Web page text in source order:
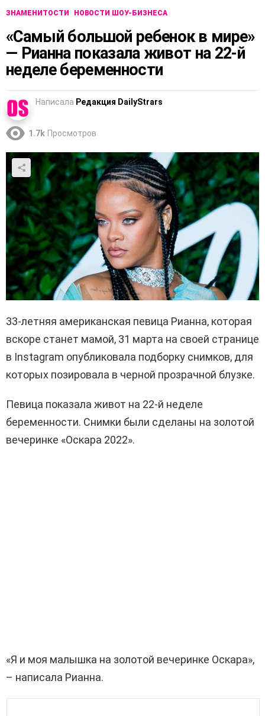
ЗНАМЕНИТОСТИ НОВОСТИ ШОУ-БИЗНЕСА
«Самый большой ребенок в мире»
— Рианна показала живот на 22-й
неделе беременности
Написала Редакция DailyStrars
1.7k Просмотров
33-летняя американская певица Рианна, которая
вскоре станет мамой, 31 марта на своей странице
в Instagram опубликовала подборку снимков, для
которых позировала в черной прозрачной блузке.
Певица показала живот на 22-й неделе
беременности. Снимки были сделаны на золотой
вечеринке «Оскара 2022».
«Я и моя малышка на золотой вечеринке Оскара»,
– написала Рианна.